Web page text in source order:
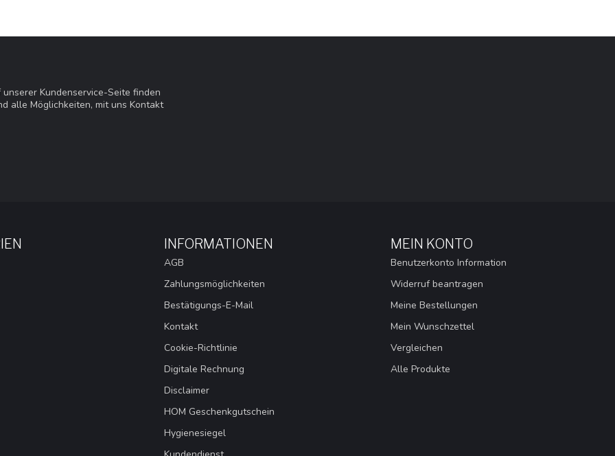
Kundenservice-Seite finden
alle Möglichkeiten, mit uns Kontakt
INFORMATIONEN
AGB
Zahlungsmöglichkeiten
Bestätigungs-E-Mail
Kontakt
Cookie-Richtlinie
Digitale Rechnung
Disclaimer
HOM Geschenkgutschein
Hygienesiegel
MEIN KONTO
Benutzerkonto Information
Widerruf beantragen
Meine Bestellungen
Mein Wunschzettel
Vergleichen
Alle Produkte